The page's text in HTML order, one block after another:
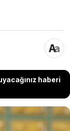
haberi